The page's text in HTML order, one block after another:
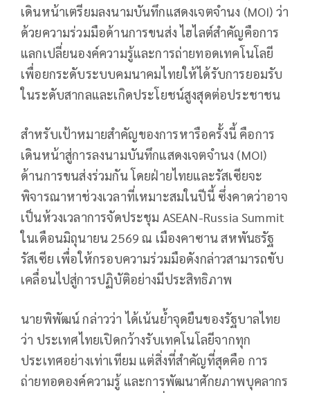
เดินหน้าเตรียมลงนามบันทึกแสดงเจตจำนง (MOI) ว่า
ด้วยความร่วมมือด้านการขนส่ง ไฮไลต์สำคัญคือการ
แลกเปลี่ยนองค์ความรู้และการถ่ายทอดเทคโนโลยี
เพื่อยกระดับระบบคมนาคมไทยให้ได้รับการยอมรับ
ในระดับสากลและเกิดประโยชน์สูงสุดต่อประชาชน
สำหรับเป้าหมายสำคัญของการหารือครั้งนี้ คือการ
เดินหน้าสู่การลงนามบันทึกแสดงเจตจำนง (MOI)
ด้านการขนส่งร่วมกัน โดยฝ่ายไทยและรัสเซียจะ
พิจารณาหาช่วงเวลาที่เหมาะสมในปีนี้ ซึ่งคาดว่าอาจ
เป็นห้วงเวลาการจัดประชุม ASEAN-Russia Summit
ในเดือนมิถุนายน 2569 ณ เมืองคาซาน สหพันธรัฐ
รัสเซีย เพื่อให้กรอบความร่วมมือดังกล่าวสามารถขับ
เคลื่อนไปสู่การปฏิบัติอย่างมีประสิทธิภาพ
นายพิพัฒน์ กล่าวว่า ได้เน้นย้ำจุดยืนของรัฐบาลไทย
ว่า ประเทศไทยเปิดกว้างรับเทคโนโลยีจากทุก
ประเทศอย่างเท่าเทียม แต่สิ่งที่สำคัญที่สุดคือ การ
ถ่ายทอดองค์ความรู้ และการพัฒนาศักยภาพบุคลากร